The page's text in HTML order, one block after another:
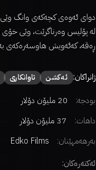
دوای ئەوەی کچەکەی وانگ وێی
لە پۆلیس وەرناگرێت، وێی خۆی
ڕەقە، کەئەویش هاوسەرەکەی بە
ژانراکان: ئەكشن تاوانکاری
بودجە: 20 ملیۆن دۆلار
داهات:
37 ملیۆن دۆلار
بەرهەمهێنان:
Edko Films
ئەکتەرەکان: